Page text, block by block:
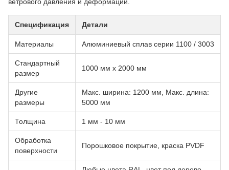
Спецификация Детали
Материалы Алюминиевый сплав серии 1100 / 3003
Стандартный
размер
1000 мм x 2000 мм
Другие
размеры
Макс. ширина: 1200 мм, Макс. длина:
5000 мм
Толщина 1 мм - 10 мм
Обработка
поверхности
Порошковое покрытие, краска PVDF